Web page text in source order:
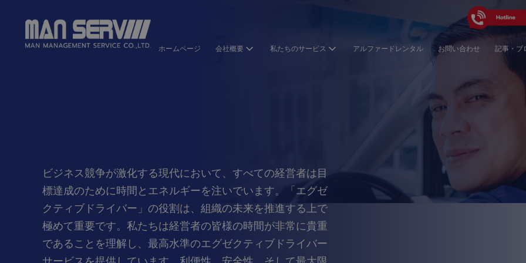
ホームページ 会社概要 私たちのサービス アルファードレンタル お問い合わせ 記事・ブ
ビジネス競争が激化する現代において、すべての経営者は目
標達成のために時間とエネルギーを注いでいます。「エグゼ
クティブドライバー」の役割は、組織の未来を推進する上で
極めて重要です。私たちは経営者の皆様の時間が非常に貴重
であることを理解し、最高水準のエグゼクティブドライバー